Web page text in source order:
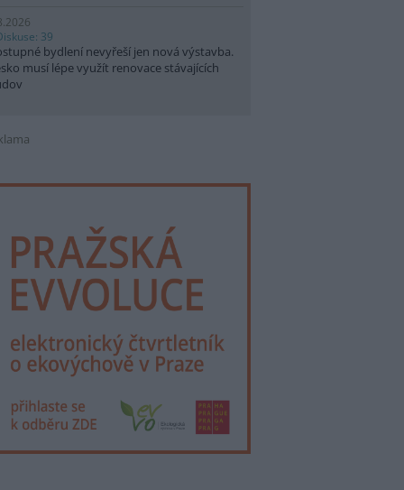
39
bydlení nevyřeší jen nová výstavba.
musí lépe využít renovace stávajících